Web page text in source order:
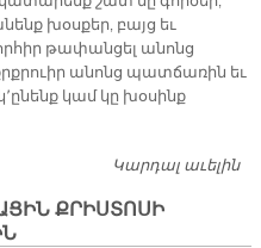
խօսքեր, բայց եւ
թափանցել անոնց
անոնց պատճառին եւ
կամ կը խօսինք
Կարդալ աւելին
ՔՐԻՍՏՈՍԻ